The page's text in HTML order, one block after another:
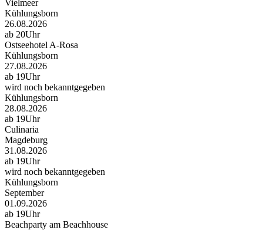
Vielmeer
Kühlungsborn
26.08.2026
ab 20Uhr
Ostseehotel A-Rosa
Kühlungsborn
27.08.2026
ab 19Uhr
wird noch bekanntgegeben
Kühlungsborn
28.08.2026
ab 19Uhr
Culinaria
Magdeburg
31.08.2026
ab 19Uhr
wird noch bekanntgegeben
Kühlungsborn
September
01.09.2026
ab 19Uhr
Beachparty am Beachhouse